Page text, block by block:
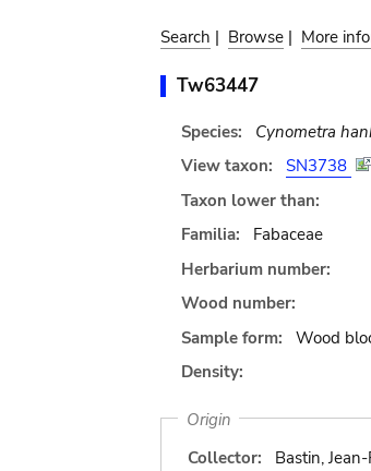
Search | Browse | More
Tw63447
Species: Cynometra
View taxon:
SN3738
Taxon lower than:
Familia:
Fabaceae
Herbarium number:
Wood number:
Sample form:
Wood
Density:
Origin
Collector:
Bastin,